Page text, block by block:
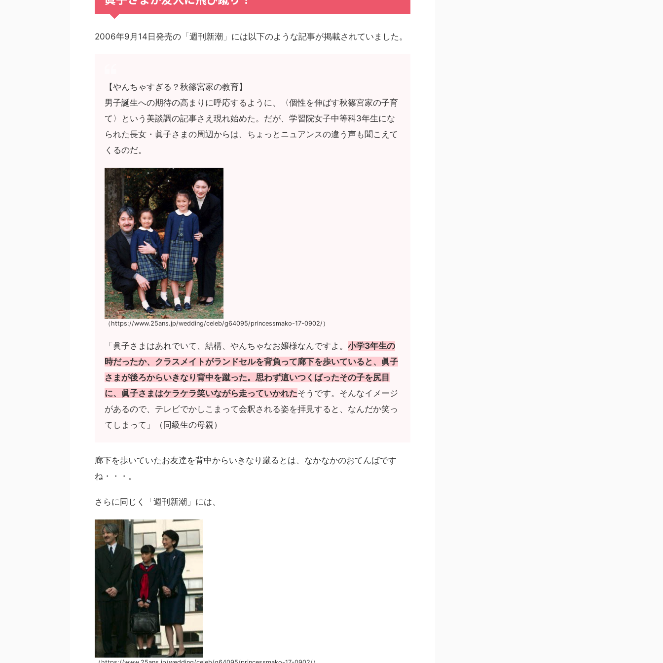
2006年9月14日発売の「週刊新潮」には以下のような記事が掲載されていました。
【やんちゃすぎる？秋篠宮家の教育】
男子誕生への期待の高まりに呼応するように、〈個性を伸ばす秋篠宮家の子育
て〉という美談調の記事さえ現れ始めた。だが、学習院女子中等科3年生にな
られた長女・眞子さまの周辺からは、ちょっとニュアンスの違う声も聞こえて
くるのだ。
（https://www.25ans.jp/wedding/celeb/g64095/princessmako-17-0902/）
「眞子さまはあれでいて、結構、やんちゃなお嬢様なんですよ。 小学3年生の
時だったか、クラスメイトがランドセルを背負って廊下を歩いていると、眞子
さまが後ろからいきなり背中を蹴った。思わず這いつくばったその子を尻目
に、眞子さまはケラケラ笑いながら走っていかれたそうです。そんなイメージ
があるので、テレビでかしこまって会釈される姿を拝見すると、なんだか笑っ
てしまって」（同級生の母親）
廊下を歩いていたお友達を背中からいきなり蹴るとは、なかなかのおてんばです
ね・・・。
さらに同じく「週刊新潮」には、